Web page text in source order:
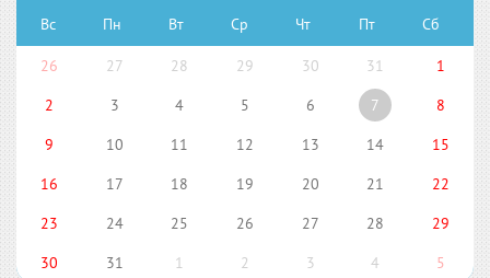
Вс Пн Вт Ср Чт Пт Сб
26 27 28 29 30 31
1
2
3 4 5 6 7
8
9
10 11 12 13 14
15
16
17 18 19 20 21
22
23
24 25 26 27 28
29
30
31 1 2 3 4 5